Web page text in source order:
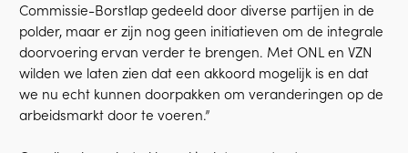
Commissie-Borstlap gedeeld door diverse partijen in de
polder, maar er zijn nog geen initiatieven om de integrale
doorvoering ervan verder te brengen. Met ONL en VZN
wilden we laten zien dat een akkoord mogelijk is en dat
we nu echt kunnen doorpakken om veranderingen op de
arbeidsmarkt door te voeren.”